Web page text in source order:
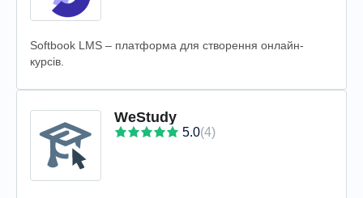
Softbook LMS – платформа для створення онлайн-
курсів.
WeStudy
5.0(4)